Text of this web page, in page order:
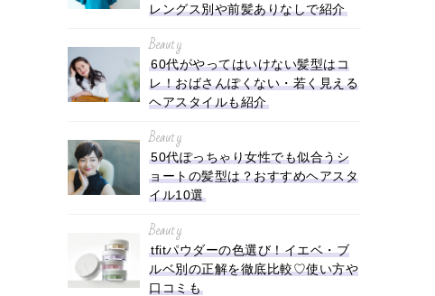
レングス別や前髪ありなしで紹介
Beauty
60代がやってはいけない髪型はコ
レ！おばさんぽくない・若く見える
ヘアスタイルも紹介
Beauty
50代ぽっちゃり女性でも似合うシ
ョートの髪型は？おすすめヘアスタ
イル10選
Beauty
tfitパウダーの色選び！イエベ・ブ
ルベ別の正解を徹底比較♡使い方や
口コミも